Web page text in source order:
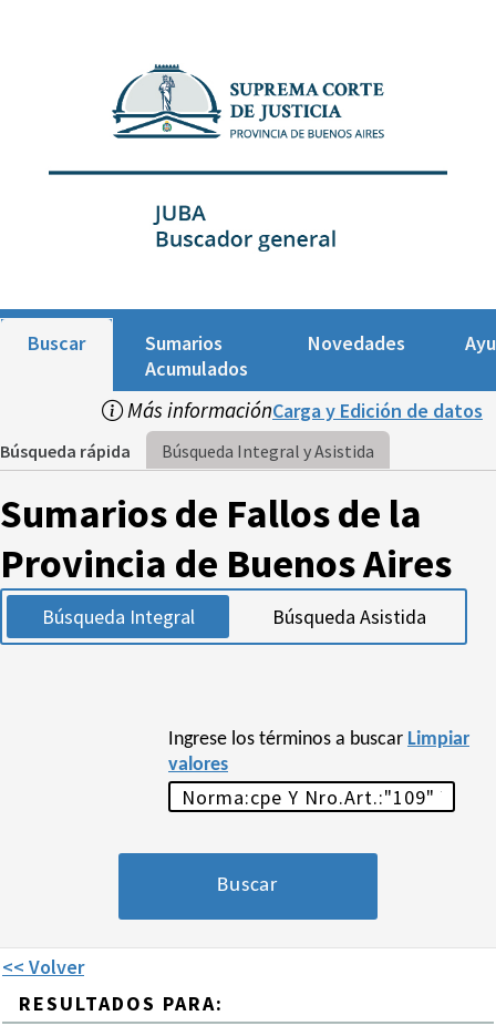
Buscar
Sumarios
Acumulados
Novedades
Más informaciónCarga y Edición de datos
Búsqueda rápida Búsqueda Integral y Asistida
Sumarios de Fallos de la
Provincia de Buenos Aires
Búsqueda Integral Búsqueda Asistida
Ingrese los términos a buscar Limpiar
valores
<< Volver
RESULTADOS PARA: